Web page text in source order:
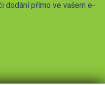
dodání přímo ve vašem e-